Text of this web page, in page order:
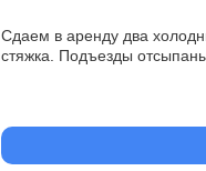
Сдаем в аренду два
стяжка. Подъезды